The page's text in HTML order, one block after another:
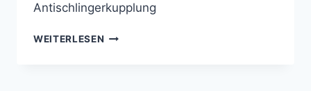
Antischlingerkupplung
WEITERLESEN TAUSCH